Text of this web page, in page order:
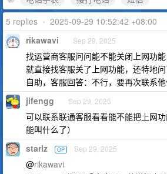
5 replies • 2025-09-29 10:52:42 +08:00
rikawavi Sep 29, 2025
找运营商客服问问能不能关闭上网功能
就直接找客服关了上网功能，还特地
自助，客服回答：不行，要再次联系他
jifengg Sep 29, 2025
可以联系联通客服看看能不能把上网
能叫什么了）
starlz OP Sep 29, 2025
@rikawavi